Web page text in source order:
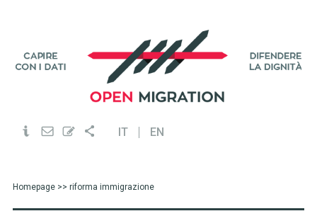
IT EN
Homepage>> riforma immigrazione